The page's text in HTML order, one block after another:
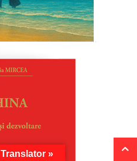
Translator »